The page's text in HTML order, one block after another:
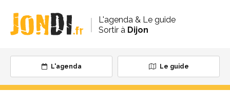
L'agenda & Le guide
Sortir à Dijon
Le guide
L'agenda